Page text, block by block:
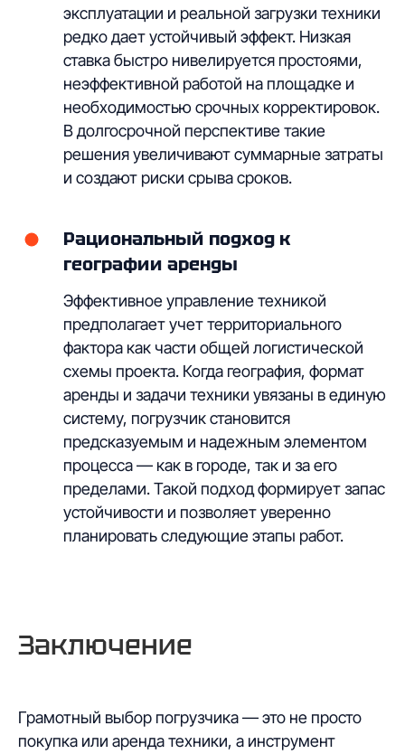
эксплуатации и реальной загрузки техники
редко дает устойчивый эффект. Низкая
ставка быстро нивелируется простоями,
неэффективной работой на площадке и
необходимостью срочных корректировок.
В долгосрочной перспективе такие
решения увеличивают суммарные затраты
и создают риски срыва сроков.
Рациональный подход к
географии аренды
Эффективное управление техникой
предполагает учет территориального
фактора как части общей логистической
схемы проекта. Когда география, формат
аренды и задачи техники увязаны в единую
систему, погрузчик становится
предсказуемым и надежным элементом
процесса — как в городе, так и за его
пределами. Такой подход формирует запас
устойчивости и позволяет уверенно
планировать следующие этапы работ.
Заключение
Грамотный выбор погрузчика — это не просто
покупка или аренда техники, а инструмент